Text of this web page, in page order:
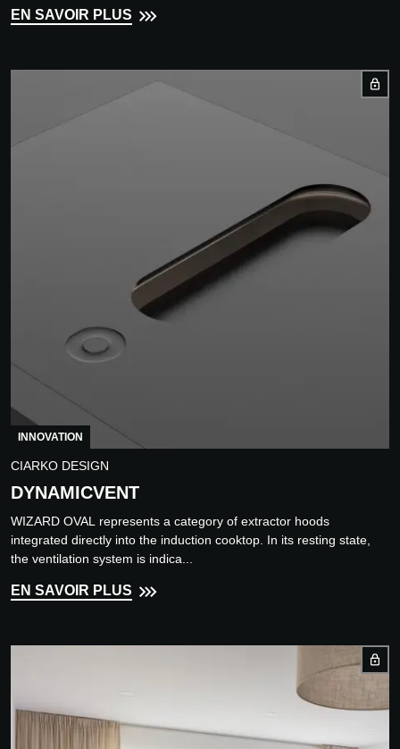
EN SAVOIR PLUS
INNOVATION
CIARKO DESIGN
DYNAMICVENT
WIZARD OVAL represents a category of extractor hoods
integrated directly into the induction cooktop. In its resting state,
the ventilation system is indica...
EN SAVOIR PLUS